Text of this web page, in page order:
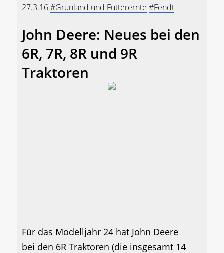
27.3.16#Grünland und Futterernte #Fendt
John Deere: Neues bei den
6R, 7R, 8R und 9R
Traktoren
Für das Modelljahr 24 hat John Deere
bei den 6R Traktoren (die insgesamt 14